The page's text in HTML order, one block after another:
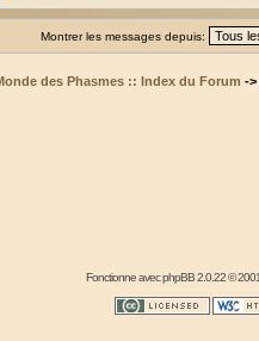
Montrer les messages depuis:
des Phasmes :: Index du Forum ->
Fonctionne avecphpBB2.0.22 ©